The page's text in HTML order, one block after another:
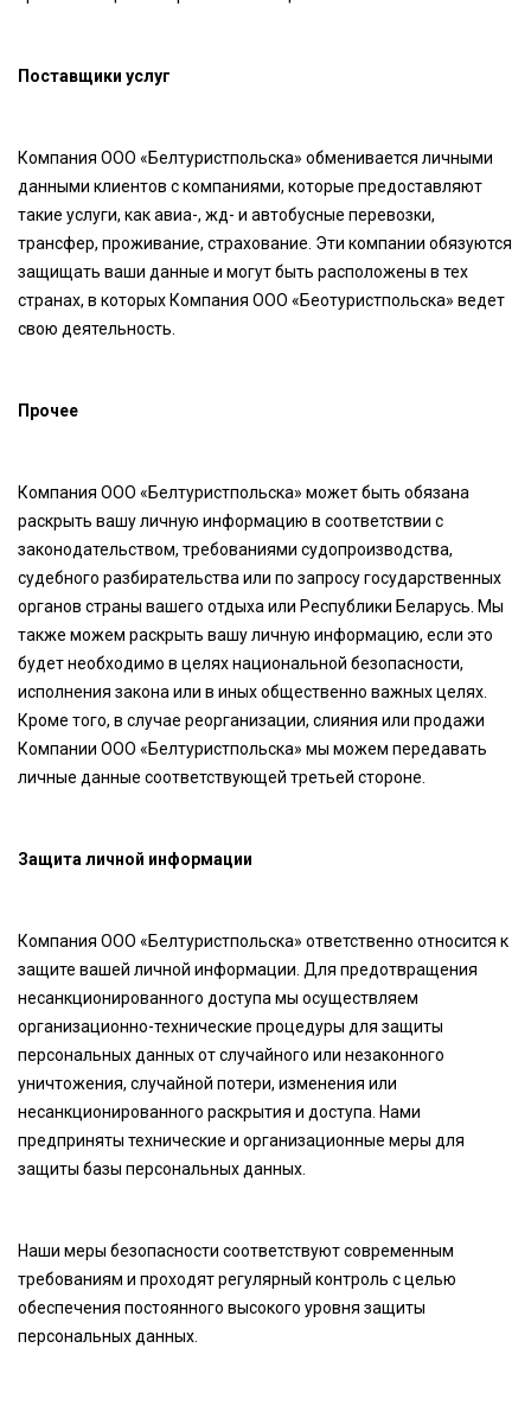
Поставщики услуг
Компания ООО «Белтуристпольска» обменивается личными
данными клиентов с компаниями, которые предоставляют
такие услуги, как авиа-, жд- и автобусные перевозки,
трансфер, проживание, страхование. Эти компании обязуются
защищать ваши данные и могут быть расположены в тех
странах, в которых Компания ООО «Беотуристпольска» ведет
свою деятельность.
Прочее
Компания ООО «Белтуристпольска» может быть обязана
раскрыть вашу личную информацию в соответствии с
законодательством, требованиями судопроизводства,
судебного разбирательства или по запросу государственных
органов страны вашего отдыха или Республики Беларусь. Мы
также можем раскрыть вашу личную информацию, если это
будет необходимо в целях национальной безопасности,
исполнения закона или в иных общественно важных целях.
Кроме того, в случае реорганизации, слияния или продажи
Компании ООО «Белтуристпольска» мы можем передавать
личные данные соответствующей третьей стороне.
Защита личной информации
Компания ООО «Белтуристпольска» ответственно относится к
защите вашей личной информации. Для предотвращения
несанкционированного доступа мы осуществляем
организационно-технические процедуры для защиты
персональных данных от случайного или незаконного
уничтожения, случайной потери, изменения или
несанкционированного раскрытия и доступа. Нами
предприняты технические и организационные меры для
защиты базы персональных данных.
Наши меры безопасности соответствуют современным
требованиям и проходят регулярный контроль с целью
обеспечения постоянного высокого уровня защиты
персональных данных.